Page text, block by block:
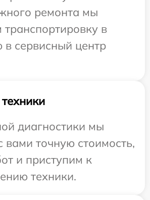
ремонта мы
транспортировку в
в сервисный центр
диагностики мы
вами точную стоимость,
и приступим к
техники.